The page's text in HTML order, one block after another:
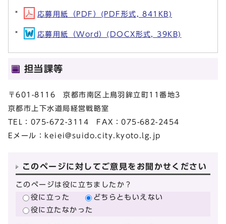
応募用紙（PDF）(PDF形式, 841KB)
応募用紙（Word）(DOCX形式, 39KB)
担当課等
〒601-8116 京都市南区上鳥羽鉾立町11番地3
京都市上下水道局経営戦略室
TEL：075-672-3114 FAX：075-682-2454
Eメール： keiei@suido.city.kyoto.lg.jp
このページに対してご意見をお聞かせください
このページは役に立ちましたか？
役に立った
どちらともいえない
役に立たなかった